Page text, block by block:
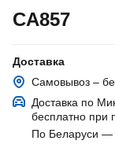
CA857
Доставка
Самовывоз –
Доставка по
бесплатно при
По Беларуси —